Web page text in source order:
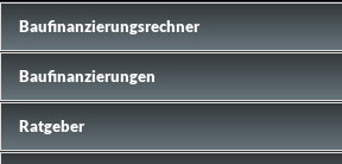
Baufinanzierungs­rechner
Baufinanzierungen
Ratgeber